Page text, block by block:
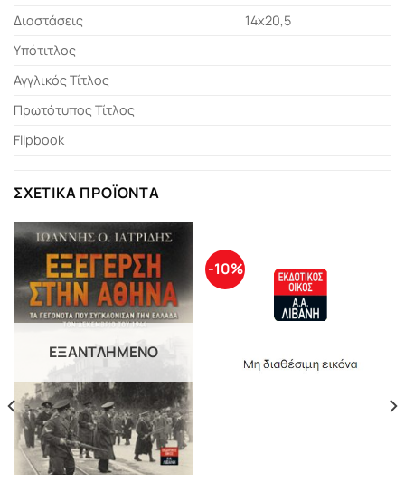
Διαστάσεις
14x20,5
Υπότιτλος
Αγγλικός Τίτλος
Πρωτότυπος Τίτλος
Flipbook
ΣΧΕΤΙΚΆ ΠΡΟΪΌΝΤΑ
ΕΞΑΝΤΛΗΜΈΝΟ
-10%